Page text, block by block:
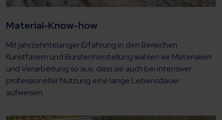
Material-Know-how
Mit jahrzehntelanger Erfahrung in den Bereichen
Kunstfasern und Bürstenherstellung wählen wir Materialien
und Verarbeitung so aus, dass sie auch bei intensiver
professioneller Nutzung eine lange Lebensdauer
aufweisen.